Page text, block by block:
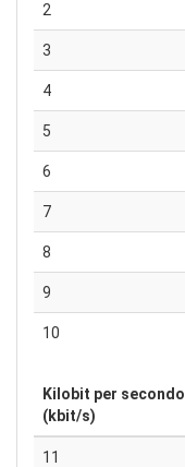
2
3
4
5
6
7
8
9
10
Kilobit per secondo
(kbit/s)
11